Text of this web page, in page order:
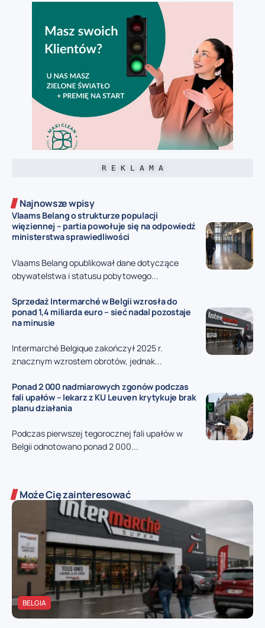
R E K L A M A
Najnowsze wpisy
Vlaams Belang o strukturze populacji
więziennej – partia powołuje się na odpowiedź
ministerstwa sprawiedliwości
Vlaams Belang opublikował dane dotyczące
obywatelstwa i statusu pobytowego...
Sprzedaż Intermarché w Belgii wzrosła do
ponad 1,4 miliarda euro – sieć nadal pozostaje
na minusie
Intermarché Belgique zakończył 2025 r.
znacznym wzrostem obrotów, jednak...
Ponad 2 000 nadmiarowych zgonów podczas
fali upałów – lekarz z KU Leuven krytykuje brak
planu działania
Podczas pierwszej tegorocznej fali upałów w
Belgii odnotowano ponad 2 000...
Może Cię zainteresować
BELGIA